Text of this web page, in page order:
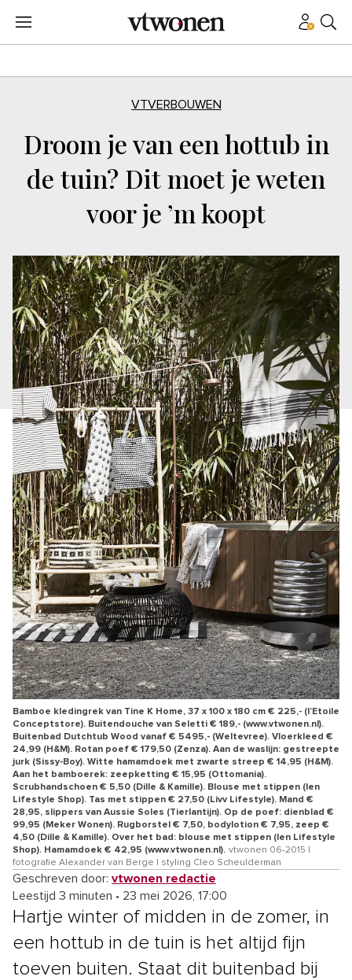
VTVERBOUWEN
Droom je van een hottub in
de tuin? Dit moet je weten
voor je ’m koopt
Bamboe kledingrek van Tine K Home, 37 x 100 x 180 cm € 225,- (l’Etoile
Conceptstore). Buitendouche van Seletti € 189,- (www.vtwonen.nl).
Buitenbad Dutchtub Wood vanaf € 5495,- (Weltevree). Vloerkleed €
24,99 (H&M). Rotan poef € 179,50 (Zenza). Aan de waslijn: gestreepte
jurk (Sissy-Boy). Witte hamamdoek met zwarte streep € 14,95 (H&M).
Aan het bamboerek: zeepketting € 15,95 (Ottomania).
Scrubhandschoen € 5,50 (Dille & Kamille). Blouse met stippen (Ien
Lifestyle Shop). Tas met stippen € 27,50 (Livv Lifestyle). Mand €
28,95, slippers van Aussie Soles (Tierlantijn). Op de poef: dienblad €
99,95 (Meker Wonen). Rugborstel € 7,50, bodylotion € 7,95, zeep €
4,50 (Dille & Kamille). Over het bad: blouse met stippen (Ien Lifestyle
Shop). Hamamdoek € 42,95 (www.vtwonen.nl). vtwonen 06-2015 |
fotografie Alexander van Berge | styling Cleo Scheulderman
Geschreven door: vtwonen redactie
Leestijd 3 minuten • 23 mei 2026, 17:00
Hartje winter of midden in de zomer, in
een hottub in de tuin is het altijd fijn
toeven buiten. Staat dit buitenbad bij